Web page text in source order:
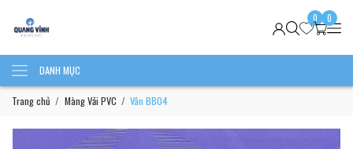
0 0
DANH MỤC
Trang chủ Màng Vải PVC Vân BB04